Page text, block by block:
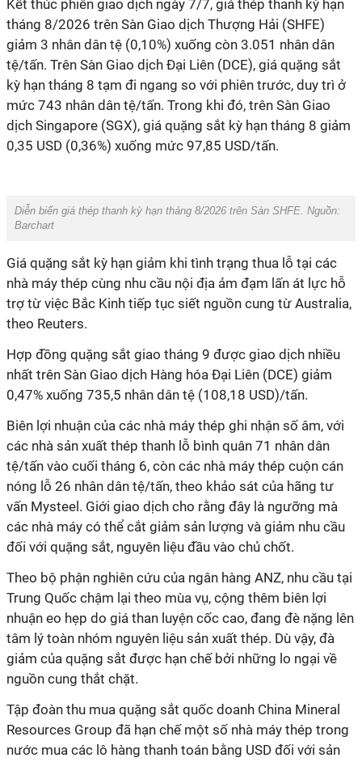
Kết thúc phiên giao dịch ngày 7/7, giá thép thanh kỳ hạn
tháng 8/2026 trên Sàn Giao dịch Thượng Hải (SHFE)
giảm 3 nhân dân tệ (0,10%) xuống còn 3.051 nhân dân
tệ/tấn. Trên Sàn Giao dịch Đại Liên (DCE), giá quặng sắt
kỳ hạn tháng 8 tạm đi ngang so với phiên trước, duy trì ở
mức 743 nhân dân tệ/tấn. Trong khi đó, trên Sàn Giao
dịch Singapore (SGX), giá quặng sắt kỳ hạn tháng 8 giảm
0,35 USD (0,36%) xuống mức 97,85 USD/tấn.
Diễn biến giá thép thanh kỳ hạn tháng 8/2026 trên Sàn SHFE. Nguồn:
Barchart
Giá quặng sắt kỳ hạn giảm khi tình trạng thua lỗ tại các
nhà máy thép cùng nhu cầu nội địa ảm đạm lấn át lực hỗ
trợ từ việc Bắc Kinh tiếp tục siết nguồn cung từ Australia,
theo Reuters.
Hợp đồng quặng sắt giao tháng 9 được giao dịch nhiều
nhất trên Sàn Giao dịch Hàng hóa Đại Liên (DCE) giảm
0,47% xuống 735,5 nhân dân tệ (108,18 USD)/tấn.
Biên lợi nhuận của các nhà máy thép ghi nhận số âm, với
các nhà sản xuất thép thanh lỗ bình quân 71 nhân dân
tệ/tấn vào cuối tháng 6, còn các nhà máy thép cuộn cán
nóng lỗ 26 nhân dân tệ/tấn, theo khảo sát của hãng tư
vấn Mysteel. Giới giao dịch cho rằng đây là ngưỡng mà
các nhà máy có thể cắt giảm sản lượng và giảm nhu cầu
đối với quặng sắt, nguyên liệu đầu vào chủ chốt.
Theo bộ phận nghiên cứu của ngân hàng ANZ, nhu cầu tại
Trung Quốc chậm lại theo mùa vụ, cộng thêm biên lợi
nhuận eo hẹp do giá than luyện cốc cao, đang đè nặng lên
tâm lý toàn nhóm nguyên liệu sản xuất thép. Dù vậy, đà
giảm của quặng sắt được hạn chế bởi những lo ngại về
nguồn cung thắt chặt.
Tập đoàn thu mua quặng sắt quốc doanh China Mineral
Resources Group đã hạn chế một số nhà máy thép trong
nước mua các lô hàng thanh toán bằng USD đối với sản